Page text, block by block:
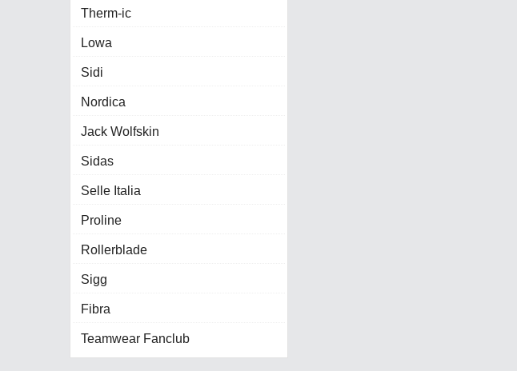
Therm-ic
Lowa
Sidi
Nordica
Jack Wolfskin
Sidas
Selle Italia
Proline
Rollerblade
Sigg
Fibra
Teamwear Fanclub